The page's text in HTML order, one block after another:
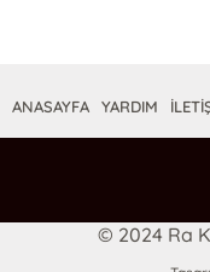
ANASAYFA YARDIM
© 2024 Ra